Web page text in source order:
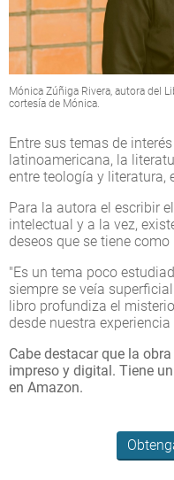
Mónica Zúñiga Rivera, autora del
cortesía de Mónica.
Entre sus temas de
latinoamericana, la
entre teología y literatura,
Para la autora el escribir
intelectual y a la vez,
deseos que se tiene
"Es un tema poco
siempre se veía
libro profundiza el
desde nuestra
Cabe destacar que la
impreso y digital. Tiene
en Amazon.